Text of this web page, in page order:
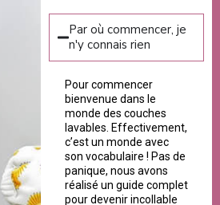
Par où commencer, je
n'y connais rien
Pour commencer
bienvenue dans le
monde des couches
lavables. Effectivement,
c’est un monde avec
son vocabulaire ! Pas de
panique, nous avons
réalisé un guide complet
pour devenir incollable